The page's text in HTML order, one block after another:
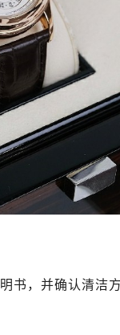
层902室（需提前预
字楼10层1013室
（需提前预约）
维修授权店3楼（
权店1楼（需提前预
店1楼（需提前预约
）C座17层17-
室（需提前预约）
座12层1214室（
（需提前预约）
座11层1104室（
书，并确认清洁